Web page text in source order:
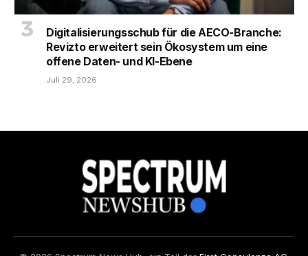
Digitalisierungsschub für die AECO-Branche:
Revizto erweitert sein Ökosystem um eine
offene Daten- und KI-Ebene
Juli 29, 2026